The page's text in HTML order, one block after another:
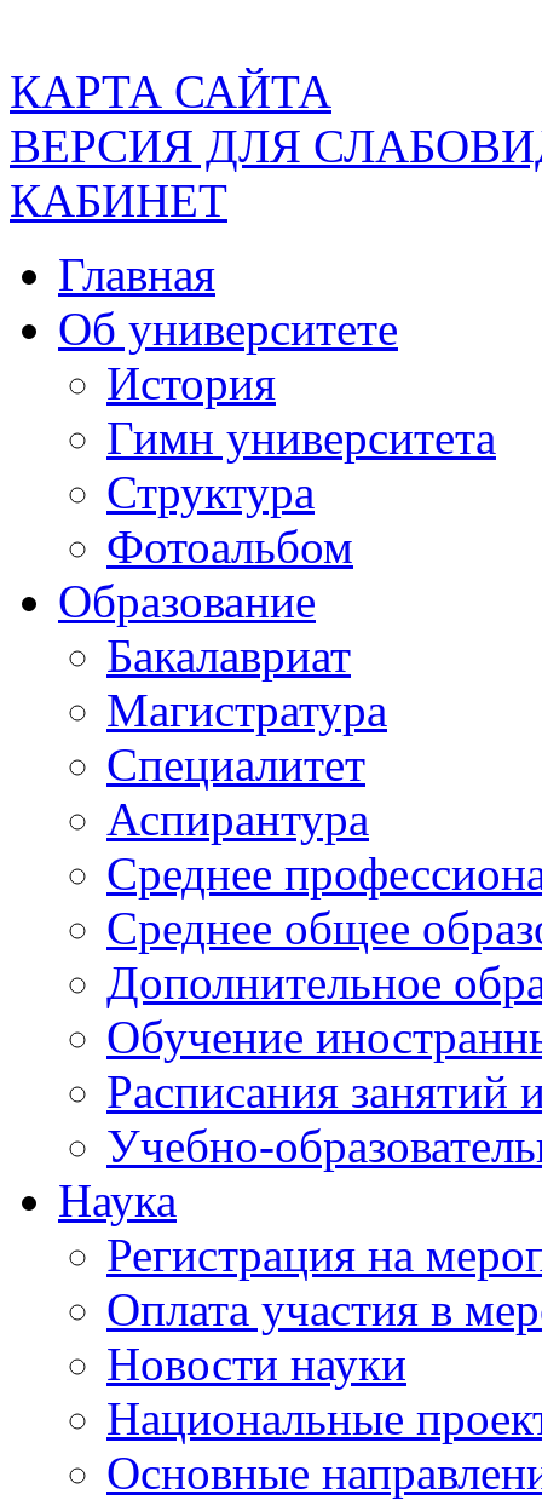
КАРТА САЙТА
ВЕРСИЯ ДЛЯ
КАБИНЕТ
Главная
Об университете
История
Гимн университета
Структура
Фотоальбом
Образование
Бакалавриат
Магистратура
Специалитет
Аспирантура
Среднее
Среднее общее
Дополнительное
Обучение
Расписания занятий
Учебно-
Наука
Регистрация на
Оплата участия в
Новости науки
Национальные
Основные